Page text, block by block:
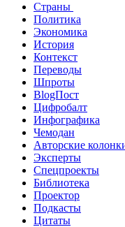
Страны
Политика
Экономика
История
Контекст
Переводы
Шпроты
BlogПост
Цифробалт
Инфографика
Чемодан
Авторские
Эксперты
Спецпроекты
Библиотека
Проектор
Подкасты
Цитаты